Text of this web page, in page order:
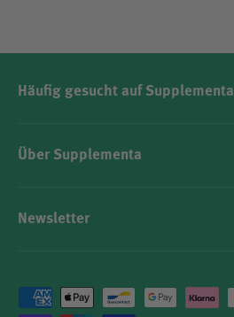
Häufig gesucht auf Supplementa
Über Supplementa
Newsletter
Zahlungsmethoden